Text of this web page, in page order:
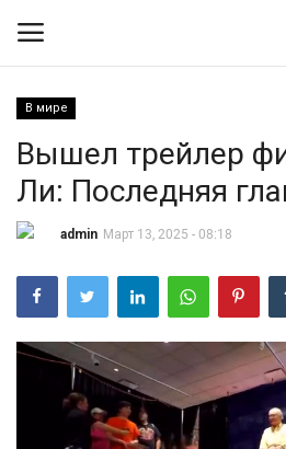
Контакты
Политика
Экономика
Технологии
В мире
Вышел трейлер
Ли: Последняя
admin Март 13, 2025 - 08:18